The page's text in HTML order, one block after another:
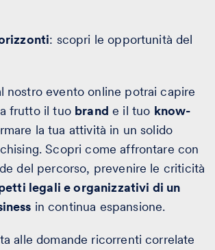
: scopri le opportunità del
nostro evento online potrai capire
frutto il tuo brand e il tuo know-
la tua attività in un solido
Scopri come affrontare con
del percorso, prevenire le criticità
legali e organizzativi di un
in continua espansione.
alle domande ricorrenti correlate